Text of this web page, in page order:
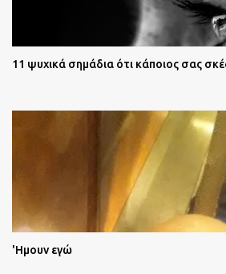
11 ψυχικά σημάδια ότι κάποιος σας
'Ημουν εγώ